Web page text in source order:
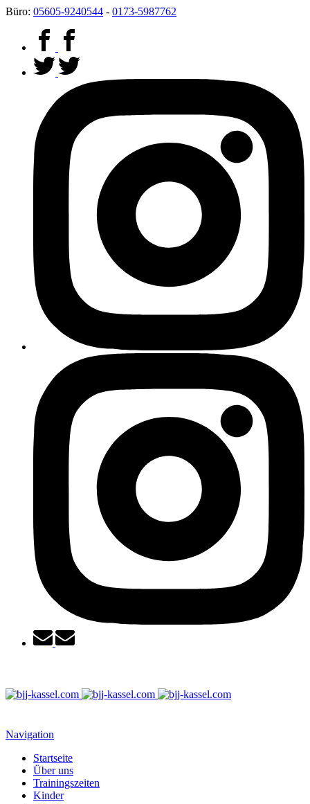
Büro: 05605-9240544 - 0173-5987762
Navigation
Startseite
Über uns
Trainingszeiten
Kinder
mehr dazu